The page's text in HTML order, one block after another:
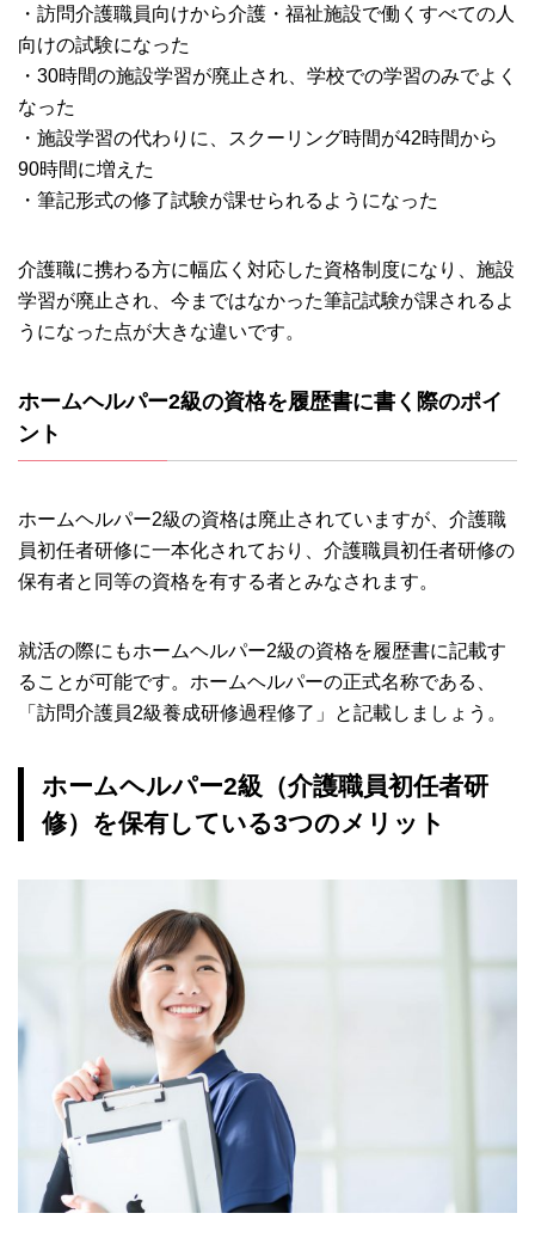
・訪問介護職員向けから介護・福祉施設で働くすべての人
向けの試験になった
・30時間の施設学習が廃止され、学校での学習のみでよく
なった
・施設学習の代わりに、スクーリング時間が42時間から
90時間に増えた
・筆記形式の修了試験が課せられるようになった
介護職に携わる方に幅広く対応した資格制度になり、施設
学習が廃止され、今まではなかった筆記試験が課されるよ
うになった点が大きな違いです。
ホームヘルパー2級の資格を履歴書に書く際のポイ
ント
ホームヘルパー2級の資格は廃止されていますが、介護職
員初任者研修に一本化されており、介護職員初任者研修の
保有者と同等の資格を有する者とみなされます。
就活の際にもホームヘルパー2級の資格を履歴書に記載す
ることが可能です。ホームヘルパーの正式名称である、
「訪問介護員2級養成研修過程修了」と記載しましょう。
ホームヘルパー2級（介護職員初任者研
修）を保有している3つのメリット